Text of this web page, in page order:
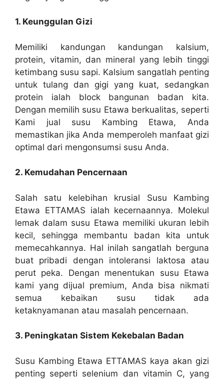
1. Keunggulan Gizi
Memiliki kandungan kandungan kalsium,
protein, vitamin, dan mineral yang lebih tinggi
ketimbang susu sapi. Kalsium sangatlah penting
untuk tulang dan gigi yang kuat, sedangkan
protein ialah block bangunan badan kita.
Dengan memilih susu Etawa berkualitas, seperti
Kami jual susu Kambing Etawa, Anda
memastikan jika Anda memperoleh manfaat gizi
optimal dari mengonsumsi susu Anda.
2. Kemudahan Pencernaan
Salah satu kelebihan krusial Susu Kambing
Etawa ETTAMAS ialah kecernaannya. Molekul
lemak dalam susu Etawa memiliki ukuran lebih
kecil, sehingga membantu badan kita untuk
memecahkannya. Hal inilah sangatlah berguna
buat pribadi dengan intoleransi laktosa atau
perut peka. Dengan menentukan susu Etawa
kami yang dijual premium, Anda bisa nikmati
semua kebaikan susu tidak ada
ketaknyamanan atau masalah pencernaan.
3. Peningkatan Sistem Kekebalan Badan
Susu Kambing Etawa ETTAMAS kaya akan gizi
penting seperti selenium dan vitamin C, yang